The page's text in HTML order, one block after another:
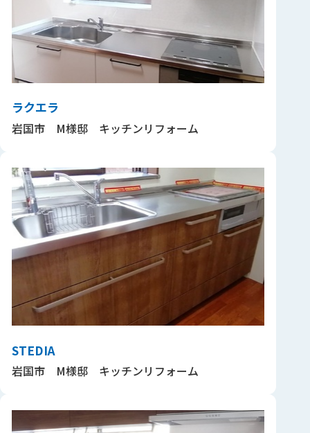
ラクエラ
岩国市 M様邸 キッチンリフォーム
STEDIA
岩国市 M様邸 キッチンリフォーム